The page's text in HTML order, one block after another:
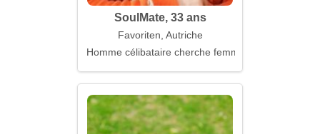
SoulMate, 33 ans
Favoriten, Autriche
Homme célibataire cherche femme